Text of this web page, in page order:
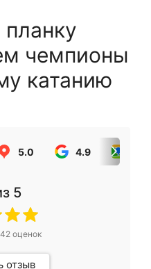
чемпионы
катанию
5.0 4.9
5
оценок
отзыв